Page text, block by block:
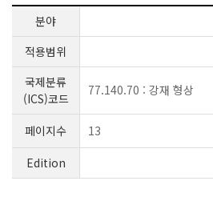
분야
적용범위
국제분류
(ICS)코드
77.140.70 : 강재 형상
페이지수
13
Edition